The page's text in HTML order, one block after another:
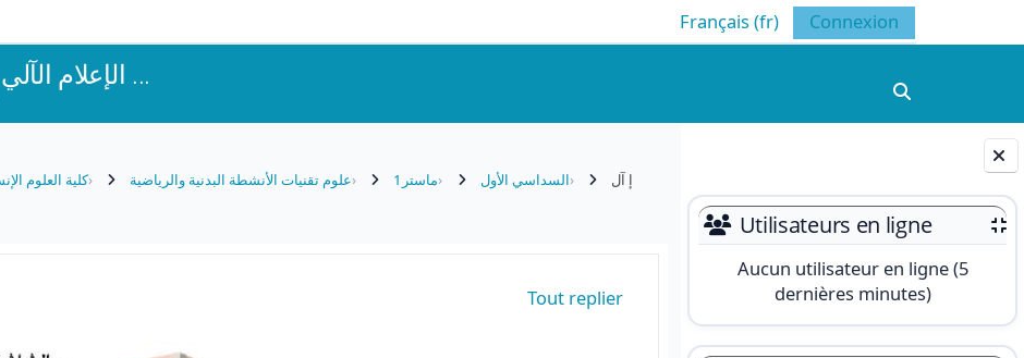
BlocsUtilisateurs en ligne
Aucun utilisateur en ligne (5
dernières minutes)
Français ‎(fr)‎ Connexion
الإعلام الآلي - التد ...
كلية العلوم علوم تقنيات الأنشطة البدنية والرياضية ماستر1 السداسي الأول إ آل
Tout replier